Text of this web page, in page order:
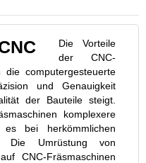
Die Vorteile
der CNC-
computergesteuerte
und Genauigkeit
der Bauteile steigt.
komplexere
bei herkömmlichen
Die Umrüstung von
CNC-Fräsmaschinen